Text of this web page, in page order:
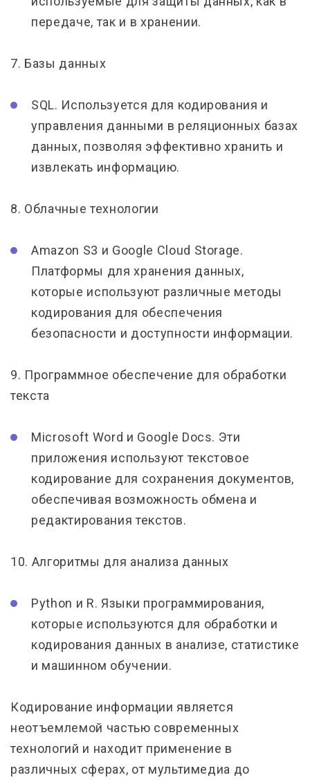
передаче, так и в хранении.
7. Базы данных
SQL. Используется для кодирования и
управления данными в реляционных базах
данных, позволяя эффективно хранить и
извлекать информацию.
8. Облачные технологии
Amazon S3 и Google Cloud Storage.
Платформы для хранения данных,
которые используют различные методы
кодирования для обеспечения
безопасности и доступности информации.
9. Программное обеспечение для обработки
текста
Microsoft Word и Google Docs. Эти
приложения используют текстовое
кодирование для сохранения документов,
обеспечивая возможность обмена и
редактирования текстов.
10. Алгоритмы для анализа данных
Python и R. Языки программирования,
которые используются для обработки и
кодирования данных в анализе, статистике
и машинном обучении.
Кодирование информации является
неотъемлемой частью современных
технологий и находит применение в
различных сферах, от мультимедиа до